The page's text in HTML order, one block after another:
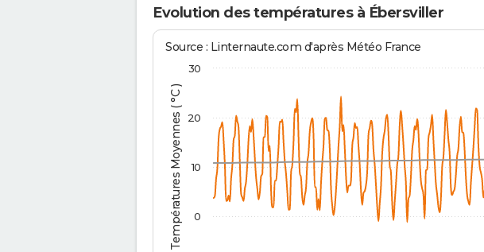
Evolution des températures à Ébersviller
Températures Moyennes ( °C )
Source : Linternaute.com d'après Météo France
0
10
20
30